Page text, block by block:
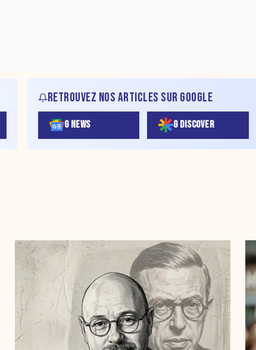
RETROUVEZ NOS ARTICLES SUR GOOGLE
G NEWS G DISCOVER